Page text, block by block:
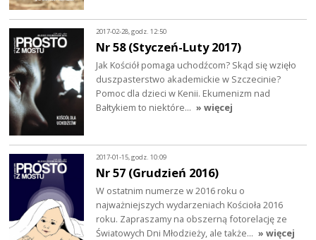
2017-02-28, godz. 12:50
Nr 58 (Styczeń-Luty 2017)
Jak Kościół pomaga uchodźcom? Skąd się wzięło
duszpasterstwo akademickie w Szczecinie?
Pomoc dla dzieci w Kenii. Ekumenizm nad
Bałtykiem to niektóre… » więcej
2017-01-15, godz. 10:09
Nr 57 (Grudzień 2016)
W ostatnim numerze w 2016 roku o
najważniejszych wydarzeniach Kościoła 2016
roku. Zapraszamy na obszerną fotorelację ze
Światowych Dni Młodzieży, ale także… » więcej